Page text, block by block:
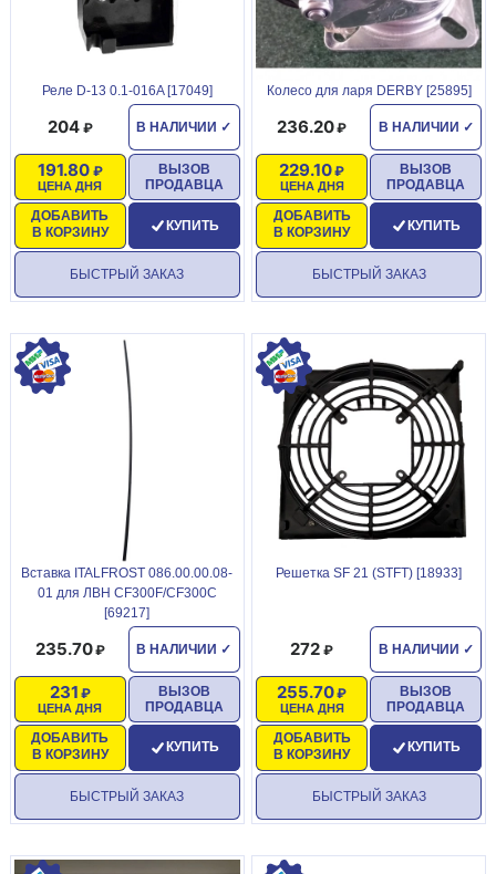
Реле D-13 0.1-016A [17049]
В НАЛИЧИИ ✓
204
ЦЕНА ДНЯ
191.80
ДОБАВИТЬ
В КОРЗИНУ
ВЫЗОВ
ПРОДАВЦА
КУПИТЬ
БЫСТРЫЙ ЗАКАЗ
Колесо для ларя DERBY [25895]
В НАЛИЧИИ ✓
236.20
ЦЕНА ДНЯ
229.10
ДОБАВИТЬ
В КОРЗИНУ
ВЫЗОВ
ПРОДАВЦА
КУПИТЬ
БЫСТРЫЙ ЗАКАЗ
Вставка ITALFROST 086.00.00.08-
01 для ЛВН CF300F/CF300С
[69217]
В НАЛИЧИИ ✓
235.70
ЦЕНА ДНЯ
231
ДОБАВИТЬ
В КОРЗИНУ
ВЫЗОВ
ПРОДАВЦА
КУПИТЬ
БЫСТРЫЙ ЗАКАЗ
Решетка SF 21 (SТFТ) [18933]
В НАЛИЧИИ ✓
272
ЦЕНА ДНЯ
255.70
ДОБАВИТЬ
В КОРЗИНУ
ВЫЗОВ
ПРОДАВЦА
КУПИТЬ
БЫСТРЫЙ ЗАКАЗ